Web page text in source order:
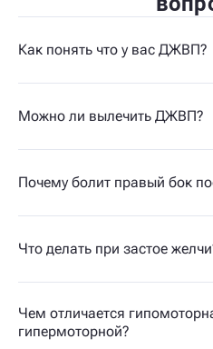
Как понять что у вас ДЖВП?
Можно ли вылечить ДЖВП?
Почему болит правый бок
Что делать при застое
Чем отличается
гипермоторной?